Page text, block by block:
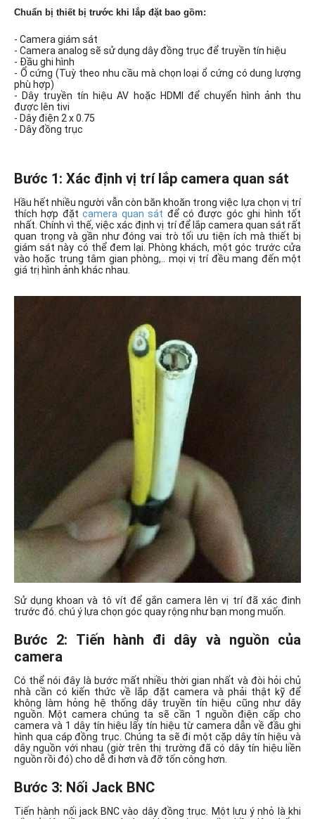
Chuẩn bị thiết bị trước khi lắp đặt bao gồm:
- Camera giám sát
- Camera analog sẽ sử dụng dây đồng trục để truyền tín hiệu
- Đầu ghi hình
- Ổ cứng (Tuỳ theo nhu cầu mà chọn loại ổ cứng có dung lượng
phù hợp)
- Dây truyền tín hiệu AV hoặc HDMI để chuyển hình ảnh thu
được lên tivi
- Dây điện 2 x 0.75
- Dây đồng trục
Bước 1: Xác định vị trí lắp camera quan sát
Hầu hết nhiều người vẫn còn băn khoăn trong việc lựa chọn vị trí
thích hợp đặtcamera quan sát để có được góc ghi hình tốt
nhất. Chính vì thế, việc xác định vị trí để lắp camera quan sát rất
quan trọng và gần như đóng vai trò tối ưu tiện ích mà thiết bị
giám sát này có thể đem lại. Phòng khách, một góc trước cửa
vào hoặc trung tâm gian phòng,.. mọi vị trí đều mang đến một
giá trị hình ảnh khác nhau.
Sử dụng khoan và tô vít để gắn camera lên vị trí đã xác đinh
trước đó. chú ý lựa chọn góc quay rộng như bạn mong muốn.
Bước 2: Tiến hành đi dây và nguồn của
camera
Có thể nói đây là bước mất nhiều thời gian nhất và đòi hỏi chủ
nhà cần có kiến thức về lắp đặt camera và phải thật kỹ để
không làm hỏng hệ thống dây truyền tín hiệu cũng như dây
nguồn. Một camera chúng ta sẽ cần 1 nguồn điện cấp cho
camera và 1 dây tín hiệu lấy tín hiệu từ camera dẫn về đầu ghi
hình qua cáp đồng trục. Chúng ta sẽ đi một cặp dây tín hiệu và
dây nguồn với nhau (giờ trên thị trường đã có dây tín hiệu liền
nguồn rồi đó) cho dễ đi hơn và đỡ tốn công hơn.
Bước 3: Nối Jack BNC
Tiến hành nối jack BNC vào dây đồng trục. Một lưu ý nhỏ là khi